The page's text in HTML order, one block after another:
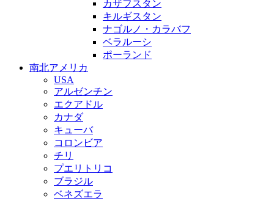
カザフスタン
キルギスタン
ナゴルノ・カラバフ
ベラルーシ
ポーランド
南北アメリカ
USA
アルゼンチン
エクアドル
カナダ
キューバ
コロンビア
チリ
プエリトリコ
ブラジル
ベネズエラ